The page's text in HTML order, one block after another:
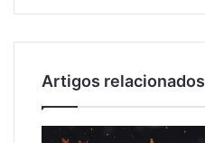
Artigos relacionados